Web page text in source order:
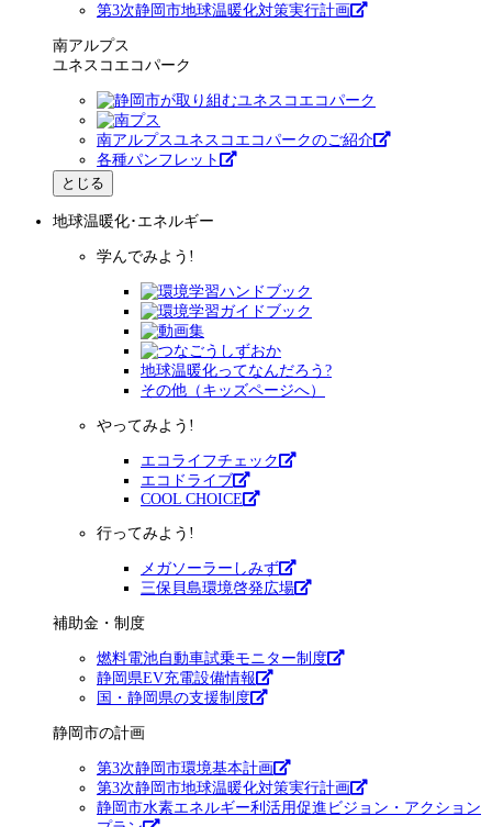
第3次静岡市地球温暖化対策実行計画
南アルプス
ユネスコエコパーク
南アルプスユネスコエコパークのご紹介
各種パンフレット
とじる
地球温暖化･エネルギー
学んでみよう!
地球温暖化ってなんだろう?
その他（キッズページへ）
やってみよう!
エコライフチェック
エコドライブ
COOL CHOICE
行ってみよう!
メガソーラーしみず
三保貝島環境啓発広場
補助金・制度
燃料電池自動車試乗モニター制度
静岡県EV充電設備情報
国・静岡県の支援制度
静岡市の計画
第3次静岡市環境基本計画
第3次静岡市地球温暖化対策実行計画
静岡市水素エネルギー利活用促進ビジョン・アクション